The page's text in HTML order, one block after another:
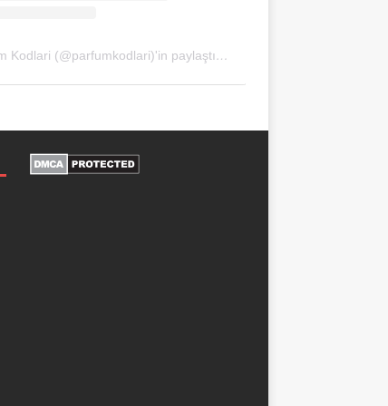
Parfüm Kodlari (@parfumkodlari)'in paylaştığı bir gönderi